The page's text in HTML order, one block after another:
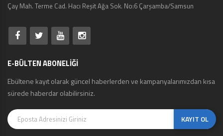
Çay Mah. Terme Cad. Hacı Reşit Ağa Sok. No:6 Çarşamba/Samsun
E-BÜLTEN ABONELİĞİ
Ebültene kayıt olarak güncel haberlerden ve kampanyalarımızdan kısa
sürede haberdar olabilirsiniz.
KAYIT OL